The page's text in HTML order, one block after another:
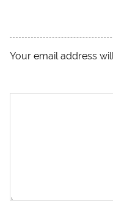
Your email address